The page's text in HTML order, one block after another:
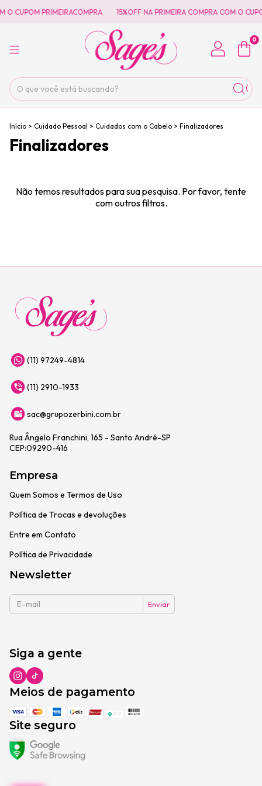
O CUPOM PRIMEIRACOMPRA 15%OFF NA PRIMEIRA COMPRA COM O
0
Início > Cuidado Pessoal > Cuidados com o Cabelo > Finalizadores
Finalizadores
Não temos resultados para sua pesquisa. Por favor, tente
com outros filtros.
(11) 97249-4814
(11) 2910-1933
sac@grupozerbini.com.br
Rua Ângelo Franchini, 165 - Santo André-SP
CEP:09290-416
Empresa
Quem Somos e Termos de Uso
Política de Trocas e devoluções
Entre em Contato
Política de Privacidade
Newsletter
Siga a gente
Meios de pagamento
Site seguro